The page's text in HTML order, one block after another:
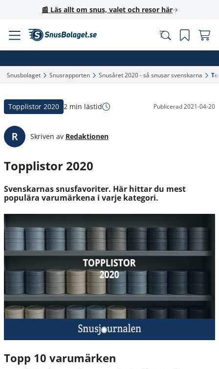
📰 Läs allt om snus, valet och resor här
Snusbolaget‎ Snusrapporten‎ Snusåret 2020 - så snusar svenskarna‎
Topplistor 2020 2 min lästid Publicerad2021-04-20
Skriven av Redaktionen
Topplistor 2020
Svenskarnas snusfavoriter. Här hittar du mest
populära varumärkena i varje kategori.
Topp 10 varumärken